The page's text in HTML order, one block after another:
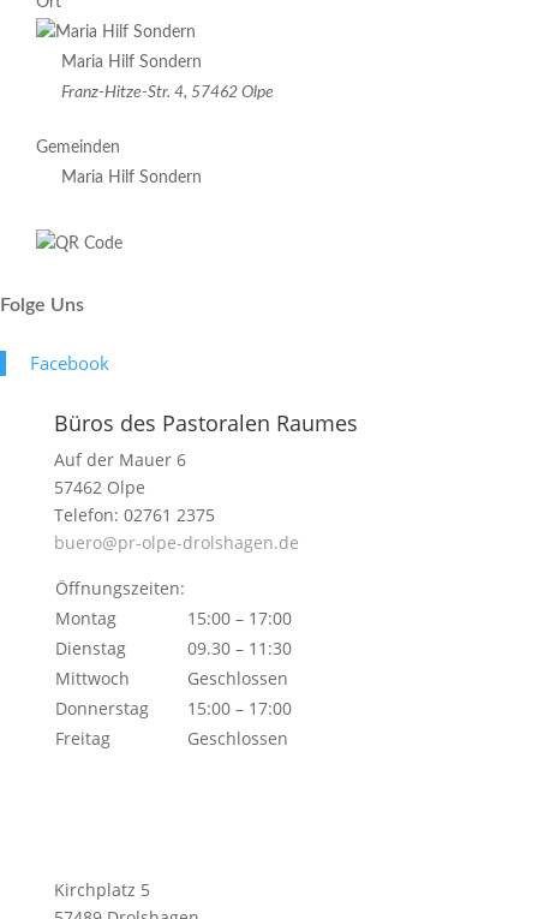
Maria Hilf Sondern
Franz-Hitze-Str. 4, 57462 Olpe
Gemeinden
Maria Hilf Sondern
Folge Uns
Face­book
Büros des Pastoralen Raumes
Auf der Mauer 6
57462 Olpe
Telefon: 02761 2375
buero@pr-olpe-drolshagen.de
Öffnungszeiten:
Montag
15:00 – 17:00
Dienstag
09.30 – 11:30
Mittwoch
Geschlossen
Donnerstag
15:00 – 17:00
Freitag
Geschlossen
Kirchplatz 5